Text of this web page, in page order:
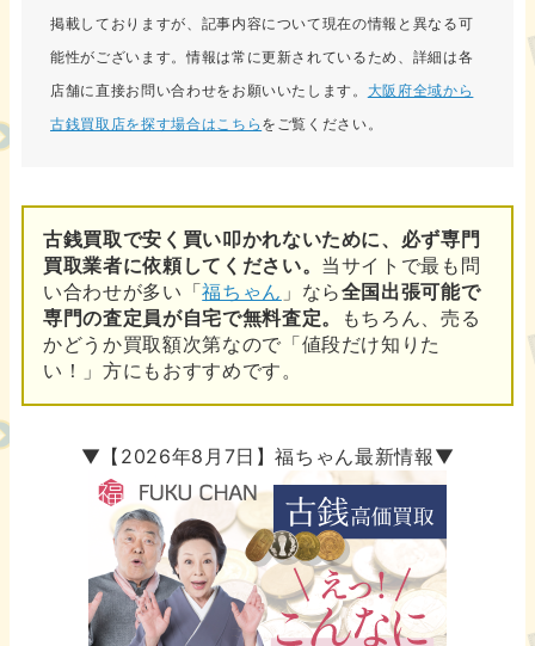
掲載しておりますが、記事内容について現在の情報と異なる可
能性がございます。情報は常に更新されているため、詳細は各
店舗に直接お問い合わせをお願いいたします。 大阪府全域から
古銭買取店を探す場合はこちら をご覧ください。
古銭買取で安く買い叩かれないために、必ず専門
買取業者に依頼してください。 当サイトで最も問
い合わせが多い「福ちゃん 」なら全国出張可能で
専門の査定員が自宅で無料査定。
もちろん、売る
かどうか買取額次第なので「値段だけ知りた
い！」方にもおすすめです。
▼【2026年8月7日】福ちゃん最新情報▼